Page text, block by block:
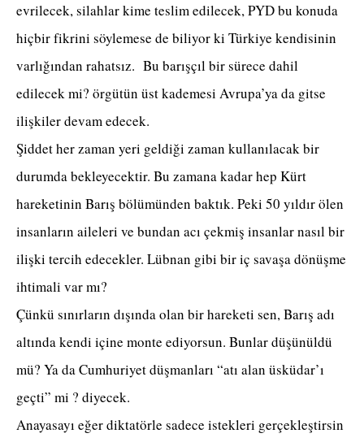
evrilecek, silahlar kime teslim edilecek, PYD bu konuda
hiçbir fikrini söylemese de biliyor ki Türkiye kendisinin
varlığından rahatsız. Bu barışçıl bir sürece dahil
edilecek mi? örgütün üst kademesi Avrupa’ya da gitse
ilişkiler devam edecek.
Şiddet her zaman yeri geldiği zaman kullanılacak bir
durumda bekleyecektir. Bu zamana kadar hep Kürt
hareketinin Barış bölümünden baktık. Peki 50 yıldır ölen
insanların aileleri ve bundan acı çekmiş insanlar nasıl bir
ilişki tercih edecekler. Lübnan gibi bir iç savaşa dönüşme
ihtimali var mı?
Çünkü sınırların dışında olan bir hareketi sen, Barış adı
altında kendi içine monte ediyorsun. Bunlar düşünüldü
mü? Ya da Cumhuriyet düşmanları “atı alan üsküdar’ı
geçti” mi ? diyecek.
Anayasayı eğer diktatörle sadece istekleri gerçekleştirsin